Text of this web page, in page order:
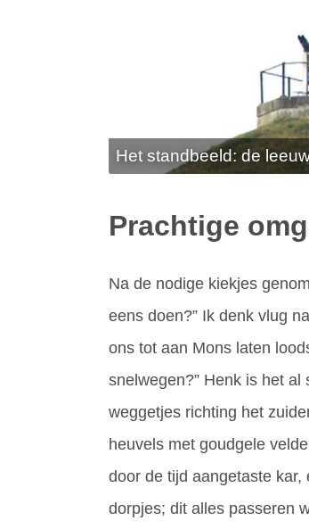
Het standbeeld: de
Prachtige
Na de nodige kiekjes
eens doen?” Ik denk vlug
ons tot aan Mons laten
snelwegen?” Henk is het
weggetjes richting het
heuvels met goudgele
door de tijd aangetaste
dorpjes; dit alles passeren